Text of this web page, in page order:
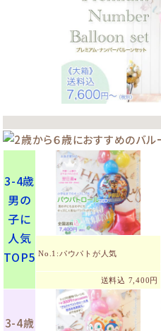
3-4歳
男の
子に
人気
TOP5 No.1:パウパトが人気
送料込 7,400円
3-4歳